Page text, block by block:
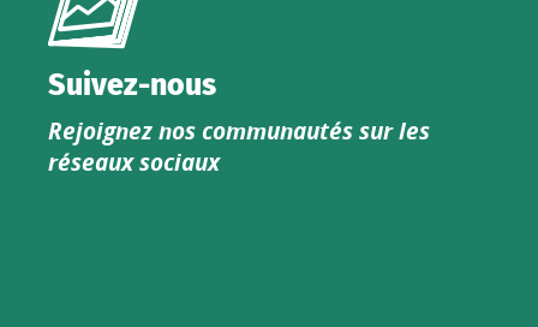
catalogue
Suivez-nous
Rejoignez nos communautés sur les
réseaux sociaux